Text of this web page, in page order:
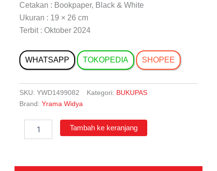
Cetakan : Bookpaper, Black & White
Ukuran : 19 × 26 cm
Terbit : Oktober 2024
WHATSAPP TOKOPEDIA SHOPEE
SKU: YWD1499082 Kategori: BUKUPAS
Brand: Yrama Widya
Bukupas
Tambah ke keranjang